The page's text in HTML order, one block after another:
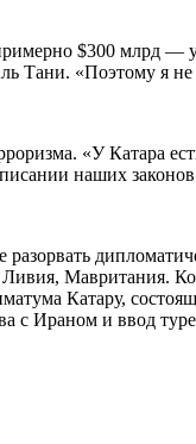
$300 млрд
«Поэтому я не
«У Катара
наших
Мавритания.
Катару,
с Ираном и ввод